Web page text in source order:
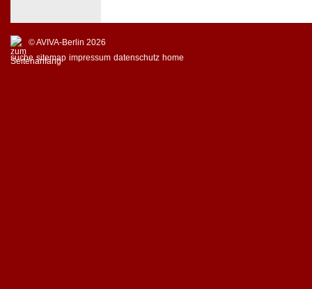
© AVIVA-Berlin 2026
suche sitemap impressum datenschutz home